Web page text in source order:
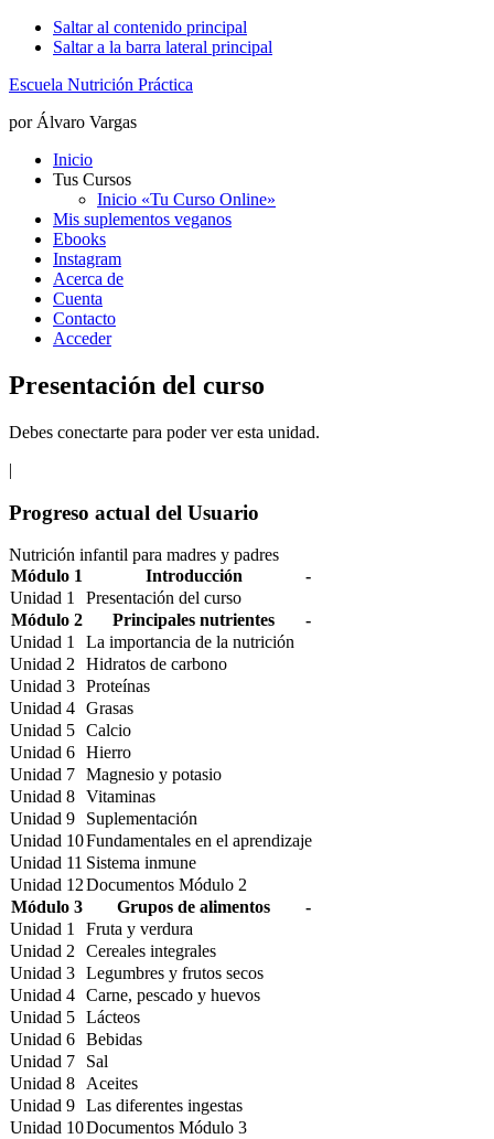
Saltar al contenido principal
Saltar a la barra lateral principal
Escuela Nutrición Práctica
por Álvaro Vargas
Inicio
Tus Cursos
Inicio «Tu Curso Online»
Mis suplementos veganos
Ebooks
Instagram
Acerca de
Cuenta
Contacto
Acceder
Presentación del curso
Debes conectarte para poder ver esta unidad.
|
Barra
lateral
principal
Progreso actual del Usuario
Nutrición infantil para madres y padres
Módulo 1
Introducción
-
Unidad 1
Presentación del curso
Módulo 2
Principales nutrientes
-
Unidad 1
La importancia de la nutrición
Unidad 2
Hidratos de carbono
Unidad 3 Proteínas
Unidad 4 Grasas
Unidad 5 Calcio
Unidad 6 Hierro
Unidad 7 Magnesio y potasio
Unidad 8 Vitaminas
Unidad 9
Suplementación
Unidad 10Fundamentales en el aprendizaje
Unidad 11 Sistema inmune
Unidad 12Documentos Módulo 2
Módulo 3
Grupos de alimentos
-
Unidad 1
Fruta y verdura
Unidad 2
Cereales integrales
Unidad 3 Legumbres y frutos secos
Unidad 4 Carne, pescado y huevos
Unidad 5 Lácteos
Unidad 6 Bebidas
Unidad 7
Sal
Unidad 8
Aceites
Unidad 9 Las diferentes ingestas
Unidad 10Documentos Módulo 3